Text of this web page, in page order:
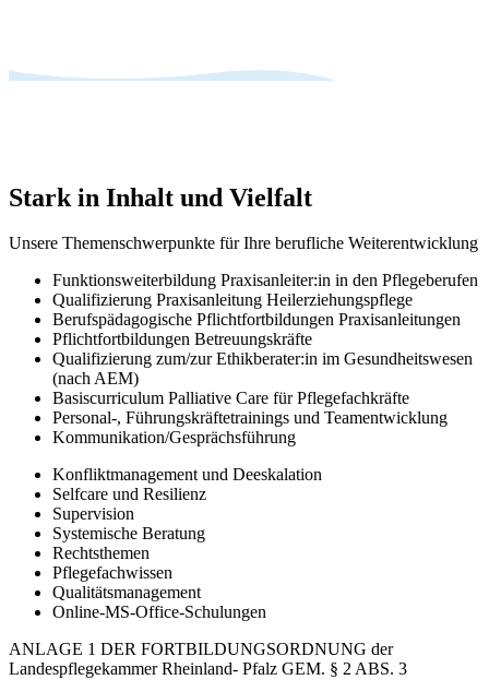
Stark in Inhalt und Vielfalt
Unsere Themenschwerpunkte für Ihre berufliche Weiterentwicklung
Funktionsweiterbildung Praxisanleiter:in in den Pflegeberufen
Qualifizierung Praxisanleitung Heilerziehungspflege
Berufspädagogische Pflichtfortbildungen Praxisanleitungen
Pflichtfortbildungen Betreuungskräfte
Qualifizierung zum/zur Ethikberater:in im Gesundheitswesen
(nach AEM)
Basiscurriculum Palliative Care für Pflegefachkräfte
Personal-, Führungskräftetrainings und Teamentwicklung
Kommunikation/Gesprächsführung
Konfliktmanagement und Deeskalation
Selfcare und Resilienz
Supervision
Systemische Beratung
Rechtsthemen
Pflegefachwissen
Qualitätsmanagement
Online-MS-Office-Schulungen
ANLAGE 1 DER FORTBILDUNGSORDNUNG der
Landespflegekammer Rheinland- Pfalz GEM. § 2 ABS. 3